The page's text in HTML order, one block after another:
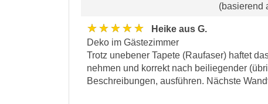
(basierend
★★★★★
Heike aus G.
Deko im Gästezimmer
Trotz unebener Tapete (Raufaser) haftet
nehmen und korrekt nach beiliegender
Beschreibungen, ausführen. Nächste